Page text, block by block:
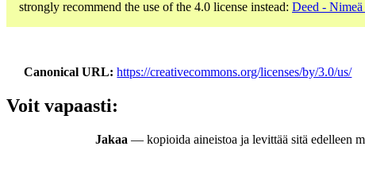
strongly recommend the use of the 4.0 license instead: Deed -
Canonical URL https://creativecommons.org/licenses/by/3.0/us/
Voit vapaasti:
Jakaa — kopioida aineistoa ja levittää sitä edelleen